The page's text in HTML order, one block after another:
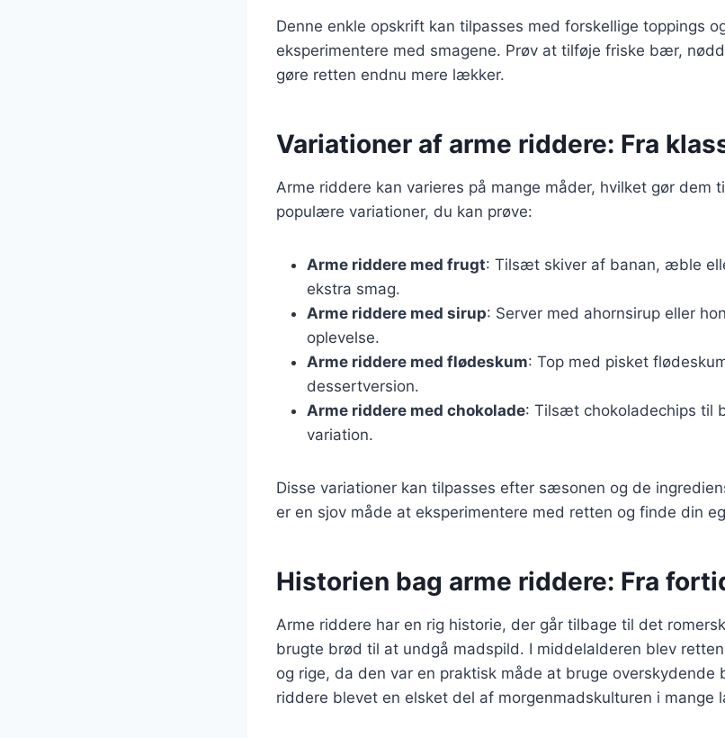
Denne enkle opskrift kan tilpasses med forskellige toppings
eksperimentere med smagene. Prøv at tilføje friske bær,
gøre retten endnu mere lækker.
Variationer af arme riddere: Fra
Arme riddere kan varieres på mange måder, hvilket gør dem
populære variationer, du kan prøve:
Arme riddere med frugt: Tilsæt skiver af banan, æble
ekstra smag.
Arme riddere med sirup: Server med ahornsirup eller
oplevelse.
Arme riddere med flødeskum: Top med pisket
dessertversion.
Arme riddere med chokolade: Tilsæt chokoladechips til
variation.
Disse variationer kan tilpasses efter sæsonen og de
er en sjov måde at eksperimentere med retten og finde din
Historien bag arme riddere: Fra
Arme riddere har en rig historie, der går tilbage til det
brugte brød til at undgå madspild. I middelalderen blev
og rige, da den var en praktisk måde at bruge overskydende
riddere blevet en elsket del af morgenmadskulturen i mange